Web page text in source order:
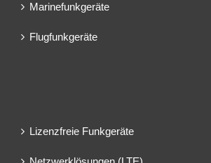
Marinefunkgeräte
Flugfunkgeräte
Lizenzfreie Funkgeräte